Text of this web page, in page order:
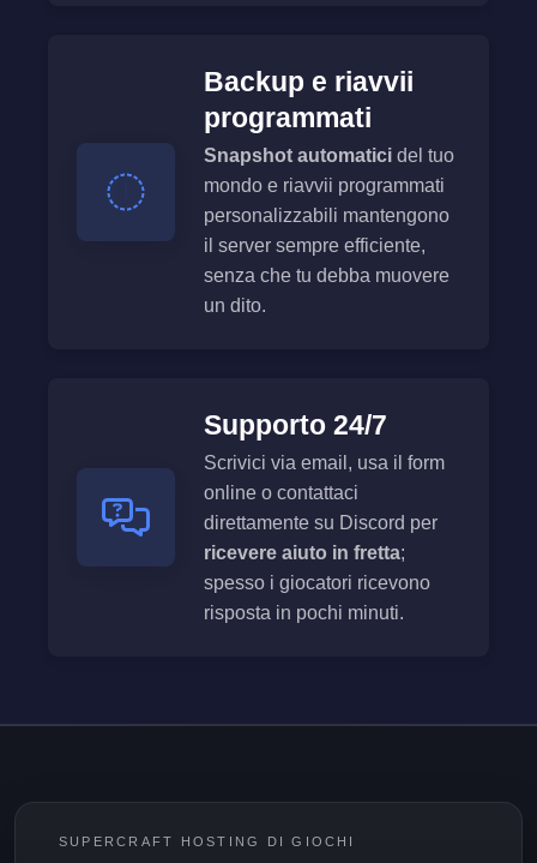
Backup e riavvii
programmati
Snapshot automatici del tuo
mondo e riavvii programmati
personalizzabili mantengono
il server sempre efficiente,
senza che tu debba muovere
un dito.
Supporto 24/7
Scrivici via email, usa il form
online o contattaci
direttamente su Discord per
ricevere aiuto in fretta;
spesso i giocatori ricevono
risposta in pochi minuti.
SUPERCRAFT HOSTING DI GIOCHI